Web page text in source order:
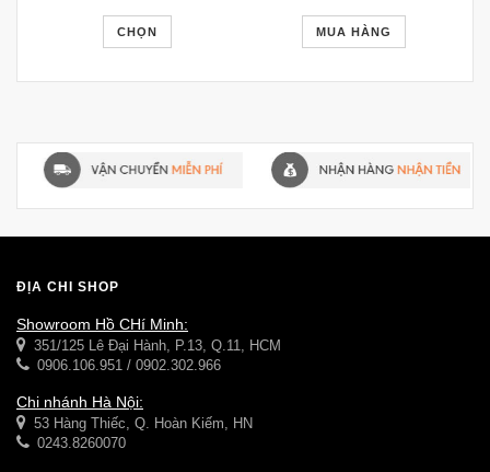
CHỌN MUA HÀNG
ĐỊA CHỈ SHOP
Showroom Hồ CHí Minh:
351/125 Lê Đại Hành, P.13, Q.11, HCM
0906.106.951 / 0902.302.966
Chi nhánh Hà Nội:
53 Hàng Thiếc, Q. Hoàn Kiếm, HN
0243.8260070